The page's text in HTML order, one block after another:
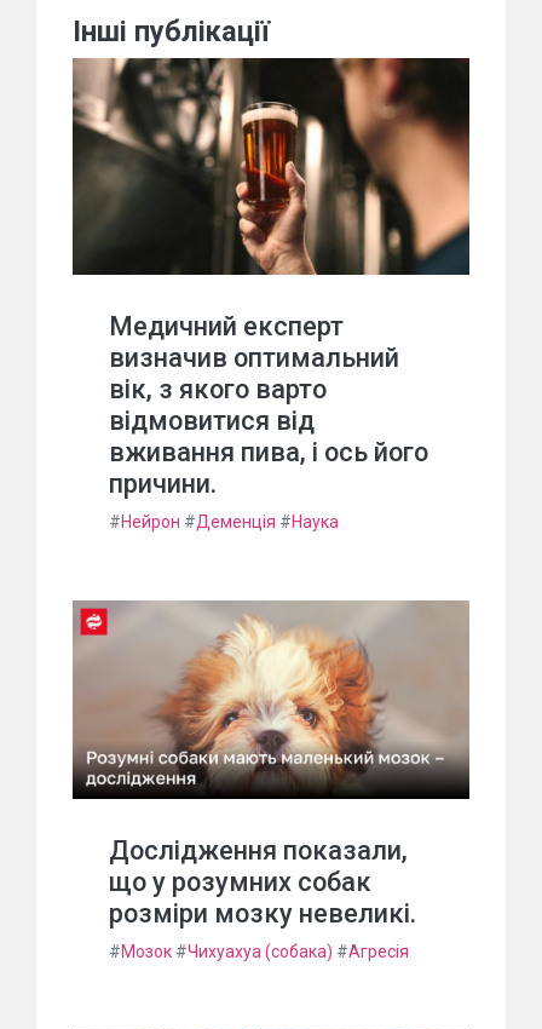
Інші публікації
Медичний експерт
визначив оптимальний
вік, з якого варто
відмовитися від
вживання пива, і ось його
причини.
#Нейрон #Деменція #Наука
Дослідження показали,
що у розумних собак
розміри мозку невеликі.
#Мозок #Чихуахуа (собака) #Агресія